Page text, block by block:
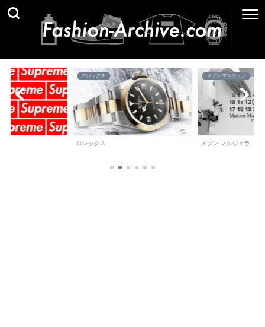
ロレックス
ロレックス
メゾン マルジェラ
メゾン マルジェラ